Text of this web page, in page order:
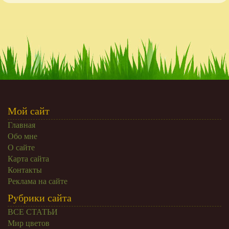
Мой сайт
Главная
Обо мне
О сайте
Карта сайта
Контакты
Реклама на сайте
Рубрики сайта
ВСЕ СТАТЬИ
Мир цветов